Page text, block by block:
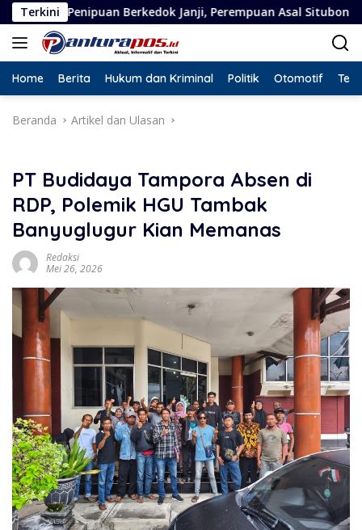
Langsung
ke
konten
TerkiniJanji, Perempuan Asal Situbondo Resmi Jadi
Home Berita Hukum dan Kriminal Politik Otomotif
Beranda Artikel dan Ulasan
PT Budidaya Tampora Absen di
RDP, Polemik HGU Tambak
Banyuglugur Kian Memanas
Redaksi
Mei 26, 2026